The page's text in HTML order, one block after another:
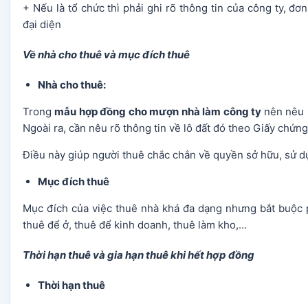
+ Nếu là tổ chức thì phải ghi rõ thông tin của công ty,
đại diện
Về nhà cho thuê và mục đích thuê
Nhà cho thuê:
Trong mẫu hợp đồng cho mượn nhà làm công ty nên nêu
Ngoài ra, cần nêu rõ thông tin về lô đất đó theo Giấy
Điều này giúp người thuê chắc chắn về quyền sở hữu, sử
Mục đích thuê
Mục đích của việc thuê nhà khá đa dạng nhưng bắt
thuê để ở, thuê để kinh doanh, thuê làm kho,…
Thời hạn thuê và gia hạn thuê khi hết hợp đồng
Thời hạn thuê